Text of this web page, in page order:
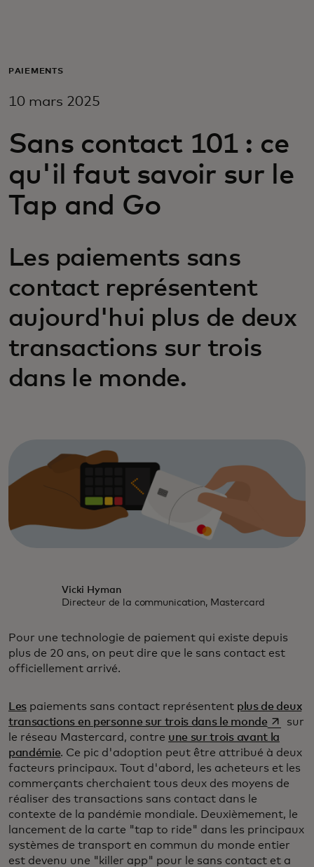
Pour les professionnels
Pour les innovateurs
Actualités et tendances
PAIEMENTS
10 mars 2025
Sans contact 101 : ce
qu'il faut savoir sur le
Tap and Go
Les paiements sans
contact représentent
aujourd'hui plus de deux
transactions sur trois
dans le monde.
Vicki Hyman
Directeur de la communication, Mastercard
Pour une technologie de paiement qui existe depuis
plus de 20 ans, on peut dire que le sans contact est
officiellement arrivé.
Les paiements sans contact représentent plus de deux
transactions en personne sur trois dans le mondes’ouvre
sur
le réseau Mastercard, contre une sur trois avant la
pandémie. Ce pic d'adoption peut être attribué à deux
facteurs principaux. Tout d'abord, les acheteurs et les
commerçants cherchaient tous deux des moyens de
réaliser des transactions sans contact dans le
contexte de la pandémie mondiale. Deuxièmement, le
lancement de la carte "tap to ride" dans les principaux
systèmes de transport en commun du monde entier
est devenu une "killer app" pour le sans contact et a